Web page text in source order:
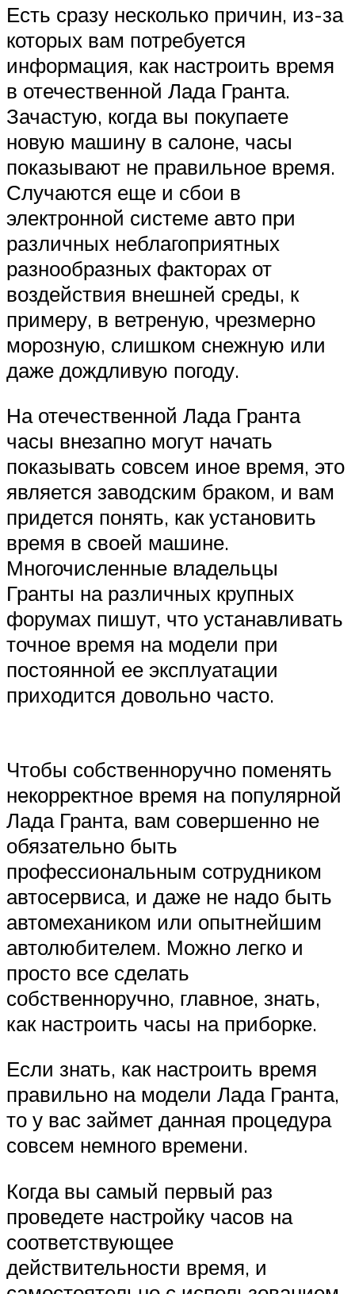
Есть сразу несколько причин, из-за
которых вам потребуется
информация, как настроить время
в отечественной Лада Гранта.
Зачастую, когда вы покупаете
новую машину в салоне, часы
показывают не правильное время.
Случаются еще и сбои в
электронной системе авто при
различных неблагоприятных
разнообразных факторах от
воздействия внешней среды, к
примеру, в ветреную, чрезмерно
морозную, слишком снежную или
даже дождливую погоду.
На отечественной Лада Гранта
часы внезапно могут начать
показывать совсем иное время, это
является заводским браком, и вам
придется понять, как установить
время в своей машине.
Многочисленные владельцы
Гранты на различных крупных
форумах пишут, что устанавливать
точное время на модели при
постоянной ее эксплуатации
приходится довольно часто.
Чтобы собственноручно поменять
некорректное время на популярной
Лада Гранта, вам совершенно не
обязательно быть
профессиональным сотрудником
автосервиса, и даже не надо быть
автомехаником или опытнейшим
автолюбителем. Можно легко и
просто все сделать
собственноручно, главное, знать,
как настроить часы на приборке.
Если знать, как настроить время
правильно на модели Лада Гранта,
то у вас займет данная процедура
совсем немного времени.
Когда вы самый первый раз
проведете настройку часов на
соответствующее
действительности время, и